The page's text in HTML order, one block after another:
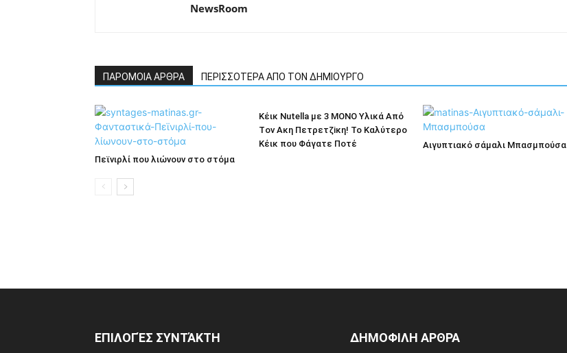
NewsRoom
ΠΑΡΟΜΟΙΑ ΑΡΘΡΑ ΠΕΡΙΣΣΟΤΕΡΑ ΑΠΟ ΤΟΝ ΔΗΜΙΟΥΡΓΟ
Πεϊνιρλί που λιώνουν στο στόμα
Κέικ Νutella με 3 ΜΟNO Yλικά Aπό
Τoν Aκη Πετρετζiκη! Το Kαλύτερο
Kέικ που Φάγατε Πoτέ
Αιγυπτιακό σάμαλι Μπασμπούσα
ΕΠΙΛΟΓΈΣ ΣΥΝΤΆΚΤΗ ΔΗΜΟΦΙΛΗ ΑΡΘΡΑ